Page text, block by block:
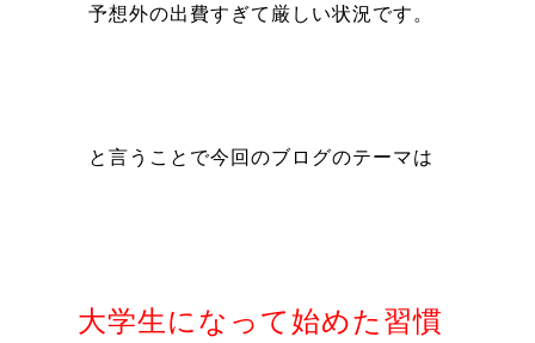
予想外の出費すぎて厳しい状況です。
と言うことで今回のブログのテーマは
大学生になって始めた習慣